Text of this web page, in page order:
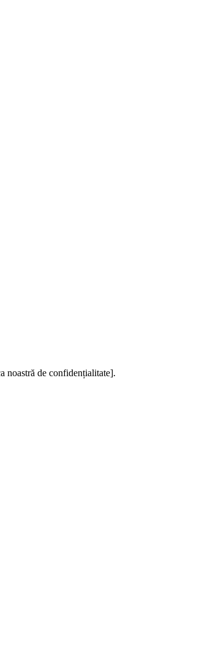
noastră de confidențialitate].